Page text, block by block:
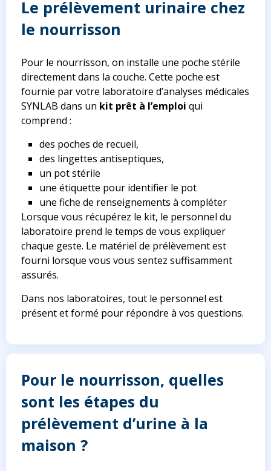
Le prélèvement urinaire chez
le nourrisson
Pour le nourrisson, on installe une poche stérile
directement dans la couche. Cette poche est
fournie par votre laboratoire d’analyses médicales
SYNLAB dans un kit prêt à l’emploi qui
comprend :
des poches de recueil,
des lingettes antiseptiques,
un pot stérile
une étiquette pour identifier le pot
une fiche de renseignements à compléter
Lorsque vous récupérez le kit, le personnel du
laboratoire prend le temps de vous expliquer
chaque geste. Le matériel de prélèvement est
fourni lorsque vous vous sentez suffisamment
assurés.
Dans nos laboratoires, tout le personnel est
présent et formé pour répondre à vos questions.
Pour le nourrisson, quelles
sont les étapes du
prélèvement d’urine à la
maison ?